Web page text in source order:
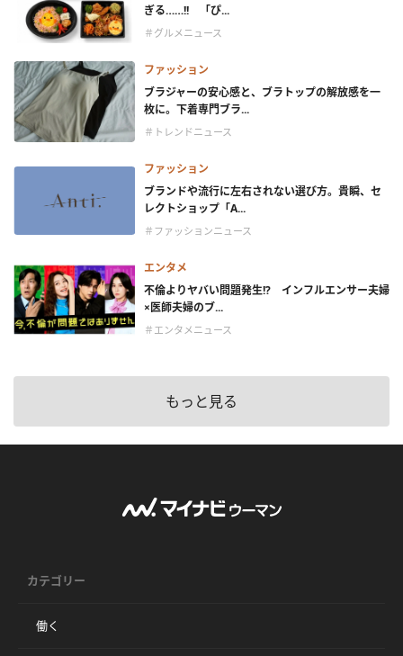
ぎる……!! 「ぴ...
＃グルメニュース
ファッション
ブラジャーの安心感と、ブラトップの解放感を一
枚に。下着専門ブラ...
＃トレンドニュース
ファッション
ブランドや流行に左右されない選び方。貴瞬、セ
レクトショップ「A...
＃ファッションニュース
エンタメ
不倫よりヤバい問題発生!? インフルエンサー夫婦
×医師夫婦のブ...
＃エンタメニュース
もっと見る
カテゴリー
働く